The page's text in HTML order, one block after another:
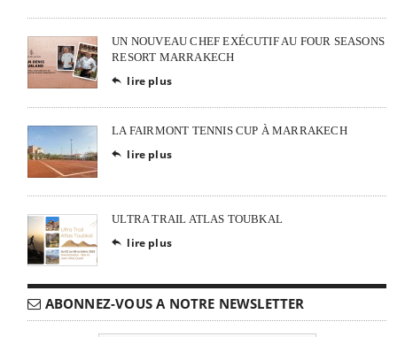
UN NOUVEAU CHEF EXÉCUTIF AU FOUR SEASONS
RESORT MARRAKECH
 lire plus
LA FAIRMONT TENNIS CUP À MARRAKECH
 lire plus
ULTRA TRAIL ATLAS TOUBKAL
 lire plus
ABONNEZ-VOUS A NOTRE NEWSLETTER